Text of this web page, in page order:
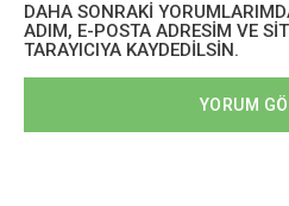
DAHA SONRAKI
ADIM, E-POSTA ADRESIM VE
TARAYICIYA KAYDEDILSIN.